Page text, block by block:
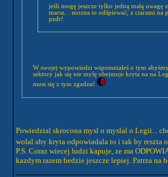
jeśli mogę jeszcze tylko jedną małą uwagę
marsz... mozna to odśpiewać, z ciarami
pzdr!
W swojej wypowiedzi wspomniałeś o tym
sektory jak się nie mylę obejmuje kryta na na Legi trochę więcej wiec pomysł dobry ale wykonanie było by zjebane. moje zdanie oczywiście nikt nie
musi się z tym zgadzać
Powiedzial skrocona mysl o myslal o Legii...
wolal aby kryta odpowiadala to i tak by
P.S. Coraz wiecej ludzi kapuje, ze ma
kazdym razem bedzie jeszcze lepiej. Patrza